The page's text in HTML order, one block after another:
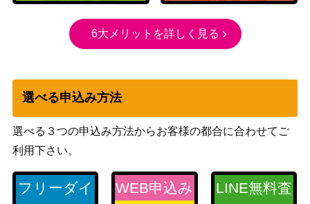
6大メリットを詳しく見る
選べる申込み方法
選べる３つの申込み方法からお客様の都合に合わせてご
利用下さい。
フリーダイ
WEB申込み
LINE無料査